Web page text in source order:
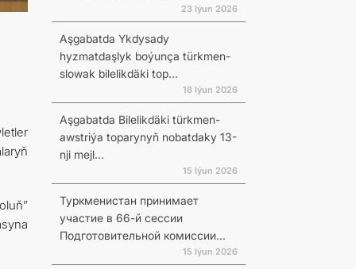
23 Iýun 2026
Aşgabatda Ykdysady
hyzmatdaşlyk boýunça türkmen-
slowak bilelikdäki top...
18 Iýun 2026
Aşgabatda Bilelikdäki türkmen-
awstriýa toparynyň nobatdaky 13-
nji mejl...
15 Iýun 2026
Туркменистан принимает
участие в 66-й сессии
Подготовительной комиссии...
15 Iýun 2026